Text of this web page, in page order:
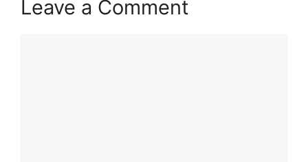
Leave a Comment